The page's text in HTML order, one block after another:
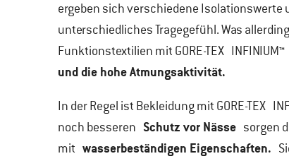
ergeben sich verschiedene Isolationswerte
unterschiedliches Tragegefühl. Was
Funktionstextilien mit GORE-TEX
und die hohe Atmungsaktivität.
In der Regel ist Bekleidung mit GORE-TEX
noch besseren Schutz vor Nässe sorgen
mit wasserbeständigen Eigenschaften.